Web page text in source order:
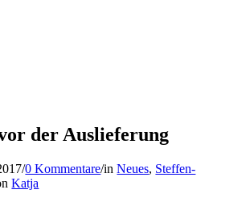
der Auslieferung
/0 Kommentare/inNeues, Steffen-
Katja